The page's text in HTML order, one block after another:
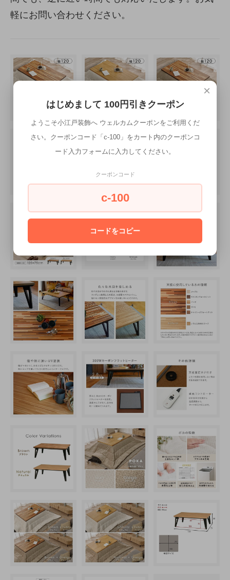
軽にお問い合わせください。
×
はじめまして 100円引きクーポン
ようこそ小江戸装飾へ ウェルカムクーポンをご利用くだ
さい。クーポンコード「c-100」をカート内のクーポンコ
ード入力フォームに入力してください。
クーポンコード
c-100
コードをコピー